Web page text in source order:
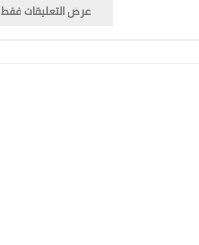
عرض التعليقات فقط